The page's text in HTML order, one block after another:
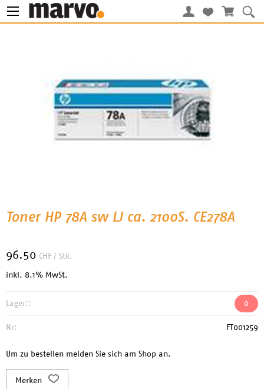
Toner HP 78A sw LJ ca. 2100S. CE278A
96.50 CHF / Stk.
inkl. 8.1% MwSt.
Lager:: 0
Nr: FT001259
Um zu bestellen melden Sie sich am Shop an.
Merken